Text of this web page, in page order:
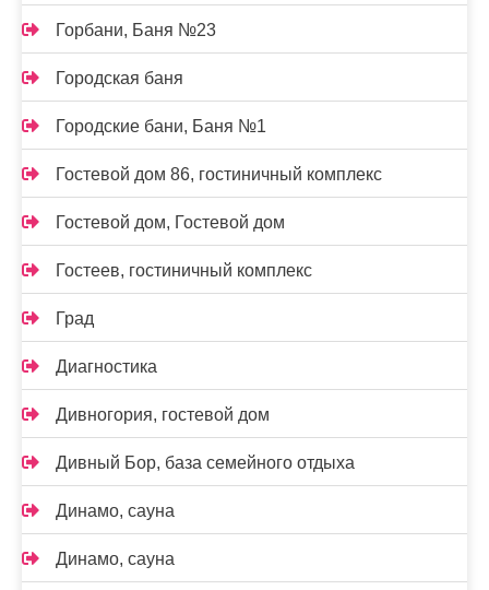
Горбани, Баня №23
Городская баня
Городские бани, Баня №1
Гостевой дом 86, гостиничный комплекс
Гостевой дом, Гостевой дом
Гостеев, гостиничный комплекс
Град
Диагностика
Дивногория, гостевой дом
Дивный Бор, база семейного отдыха
Динамо, сауна
Динамо, сауна